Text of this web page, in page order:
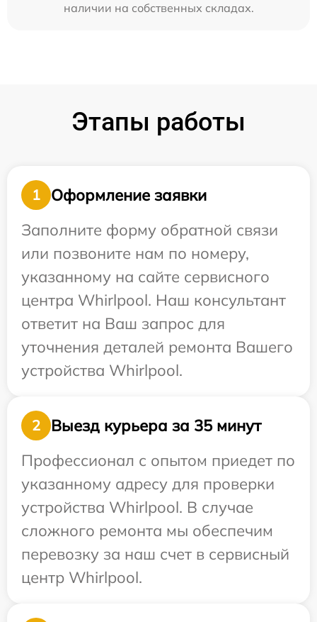
наличии на собственных складах.
Этапы работы
1
Оформление заявки
Заполните форму обратной связи
или позвоните нам по номеру,
указанному на сайте сервисного
центра Whirlpool. Наш консультант
ответит на Ваш запрос для
уточнения деталей ремонта Вашего
устройства Whirlpool.
2
Выезд курьера за 35 минут
Профессионал с опытом приедет по
указанному адресу для проверки
устройства Whirlpool. В случае
сложного ремонта мы обеспечим
перевозку за наш счет в сервисный
центр Whirlpool.